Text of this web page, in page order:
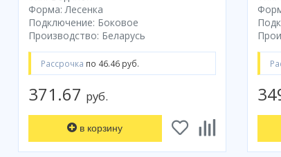
Форма: Лесенка
Подключение: Боковое
Производство: Беларусь
Рассрочка по 46.46 руб.
371.67 руб.
в корзину